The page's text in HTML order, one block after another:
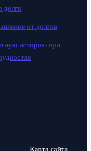
долги
от долгов
историю при
Карта сайта